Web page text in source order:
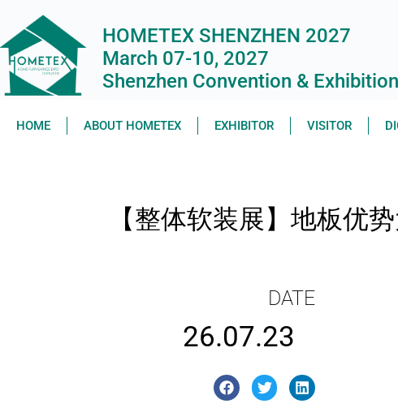
HOMETEX SHENZHEN 2027
March 07-10, 2027
Shenzhen Convention &
HOME ABOUT HOMETEX EXHIBITOR VISITOR
【整体软装展】地板优
DATE
26.07.23